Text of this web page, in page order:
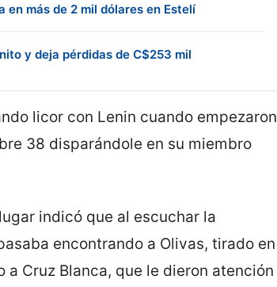
más de 2 mil dólares en Estelí
y deja pérdidas de C$253 mil
licor con Lenin cuando empezaron
38 disparándole en su miembro
indicó que al escuchar la
encontrando a Olivas, tirado en
Cruz Blanca, que le dieron atención